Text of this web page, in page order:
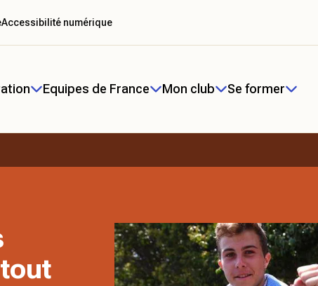
Equipes de France Mon club Se former
Accessibilité numérique